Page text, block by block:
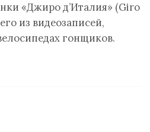
«Джиро д’Италия» (Giro
из видеозаписей,
гонщиков.